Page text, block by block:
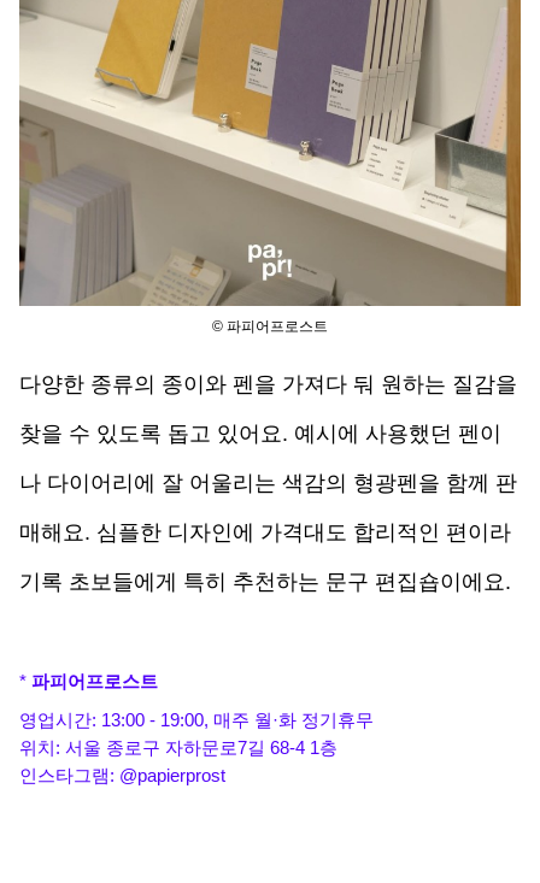
© 파피어프로스트
다양한 종류의 종이와 펜을 가져다 둬 원하는 질감을
찾을 수 있도록 돕고 있어요. 예시에 사용했던 펜이
나 다이어리에 잘 어울리는 색감의 형광펜을 함께 판
매해요. 심플한 디자인에 가격대도 합리적인 편이라
기록 초보들에게 특히 추천하는 문구 편집숍이에요.
* 파피어프로스트
영업시간: 13:00 - 19:00, 매주 월·화 정기휴무
위치: 서울 종로구 자하문로7길 68-4 1층
인스타그램: @papierprost